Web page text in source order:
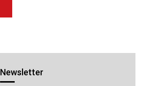
Newsletter